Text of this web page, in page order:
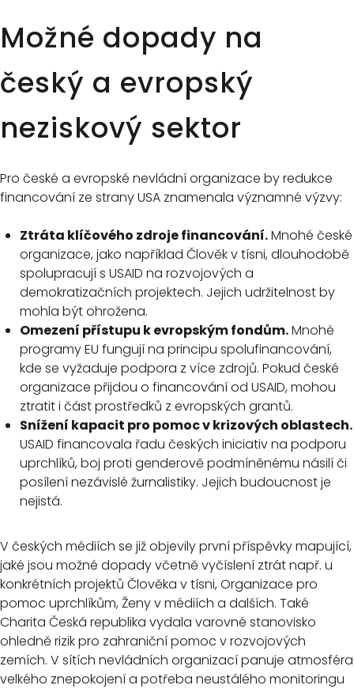
Možné dopady na
český a evropský
neziskový sektor
Pro české a evropské nevládní organizace by redukce
financování ze strany USA znamenala významné výzvy:
Ztráta klíčového zdroje financování.Mnohé české
organizace, jako například Člověk v tísni, dlouhodobě
spolupracují s USAID na rozvojových a
demokratizačních projektech. Jejich udržitelnost by
mohla být ohrožena.
Omezení přístupu k evropským fondům.Mnohé
programy EU fungují na principu spolufinancování,
kde se vyžaduje podpora z více zdrojů. Pokud české
organizace přijdou o financování od USAID, mohou
ztratit i část prostředků z evropských grantů.
Snížení kapacit pro pomoc v krizových oblastech.
USAID financovala řadu českých iniciativ na podporu
uprchlíků, boj proti genderově podmíněnému násilí či
posílení nezávislé žurnalistiky. Jejich budoucnost je
nejistá.
V českých médiích se již objevily první příspěvky mapující,
jaké jsou možné dopady včetně vyčíslení ztrát např. u
konkrétních projektů Člověka v tísni, Organizace pro
pomoc uprchlíkům, Ženy v médiích a dalších. Také
Charita Česká republika vydala varovné stanovisko
ohledně rizik pro zahraniční pomoc v rozvojových
zemích. V sítích nevládních organizací panuje atmosféra
velkého znepokojení a potřeba neustálého monitoringu